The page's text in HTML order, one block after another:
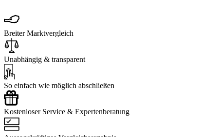
Breiter Marktvergleich
Unabhängig & transparent
So einfach wie möglich abschließen
Kostenloser Service & Expertenberatung